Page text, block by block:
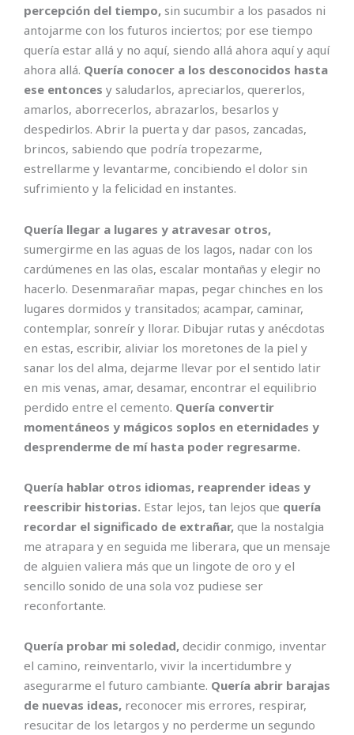
percepción del tiempo, sin sucumbir a los pasados ni
antojarme con los futuros inciertos; por ese tiempo
quería estar allá y no aquí, siendo allá ahora aquí y aquí
ahora allá. Quería conocer a los desconocidos hasta
ese entonces y saludarlos, apreciarlos, quererlos,
amarlos, aborrecerlos, abrazarlos, besarlos y
despedirlos. Abrir la puerta y dar pasos, zancadas,
brincos, sabiendo que podría tropezarme,
estrellarme y levantarme, concibiendo el dolor sin
sufrimiento y la felicidad en instantes.
Quería llegar a lugares y atravesar otros,
sumergirme en las aguas de los lagos, nadar con los
cardúmenes en las olas, escalar montañas y elegir no
hacerlo. Desenmarañar mapas, pegar chinches en los
lugares dormidos y transitados; acampar, caminar,
contemplar, sonreír y llorar. Dibujar rutas y anécdotas
en estas, escribir, aliviar los moretones de la piel y
sanar los del alma, dejarme llevar por el sentido latir
en mis venas, amar, desamar, encontrar el equilibrio
perdido entre el cemento. Quería convertir
momentáneos y mágicos soplos en eternidades y
desprenderme de mí hasta poder regresarme.
Quería hablar otros idiomas, reaprender ideas y
reescribir historias. Estar lejos, tan lejos que quería
recordar el significado de extrañar, que la nostalgia
me atrapara y en seguida me liberara, que un mensaje
de alguien valiera más que un lingote de oro y el
sencillo sonido de una sola voz pudiese ser
reconfortante.
Quería probar mi soledad, decidir conmigo, inventar
el camino, reinventarlo, vivir la incertidumbre y
asegurarme el futuro cambiante. Quería abrir barajas
de nuevas ideas, reconocer mis errores, respirar,
resucitar de los letargos y no perderme un segundo